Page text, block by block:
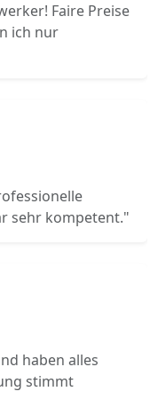
Faire Preise
ich nur
sehr kompetent."
haben alles
stimmt